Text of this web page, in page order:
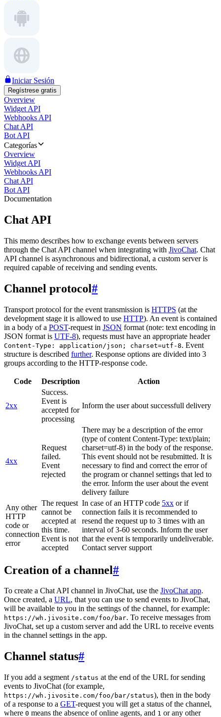
Iniciar Sesión
Regístrese gratis
Overview
Widget API
Webhooks API
Chat API
Bot API
Categorías
Overview
Widget API
Webhooks API
Chat API
Bot API
Documentation
Chat API
This memo describes how to exchange events between servers
through the Chat API channel when integrating with JivoChat. Chat
API channel is asynchronous and bidirectional, a custom server is
required capable of receiving and sending events.
Channel protocol#
Transport protocol for the event transmission is HTTPS (at the
development stage it is allowed to use HTTP). An event is contained
in a body of a POST-request in JSON format (note: text encoding in
JSON format is UTF-8), requests must have an appropriate header
Content-Type: application/json; charset=utf-8. Event
structure is described further. Response options are divided into 3
groups according to the HTTP-response code.
Code Description Action
2xx
Success.
Event is
accepted for
processing
Inform the user about successfull delivery
4xx
Request
failed.
Event
rejected
There may be a description of the error
(type of content Content-Type: text/plain;
charset=utf-8) in the body of the response.
This event should not be resubmitted. It is
necessary to find and correct the error of
the program or channel settings that led to
the error. Inform the user about the event
delivery failure
Any other
HTTP
code or
connection
error
The request
cannot be
accepted at
this time.
Event is not
accepted
In case of an HTTP code 5xx or if
connection fails it is recommended to
resend the request up to 3 times with an
interval of 3-60 seconds. Inform the user
that the event is temporarily undeliverable.
Contact server support
Creation of a channel#
To create a Chat API channel in JivoChat, use the JivoChat app.
Once created, a URL, that you can use to send events to JivoChat,
will be available to you in the settings of the channel, for example:
https://wh.jivosite.com/foo/bar. To receive messages from
JivoChat, set up a custom server and add the URL to receive events
in the channel settings in the app.
Channel status#
If you add a segment /status at the end of the URL for sending
events to JivoChat (for example,
https://wh.jivosite.com/foo/bar/status), then in the body
of a response to a GET-request you will get a status of the channel,
where 0 means the absence of online agents, and 1 or any other